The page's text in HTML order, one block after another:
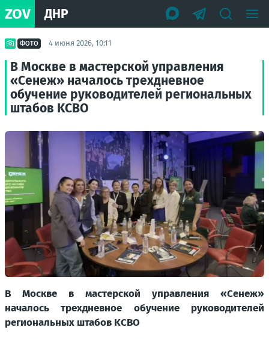
ZOV ДНР
ФОТО 4 июня 2026, 10:11
В Москве в мастерской управления
«Сенеж» началось трехдневное
обучение руководителей региональных
штабов KCBO
В Москве в мастерской управления «Сенеж»
началось трехдневное обучение руководителей
региональных штабов KCBO